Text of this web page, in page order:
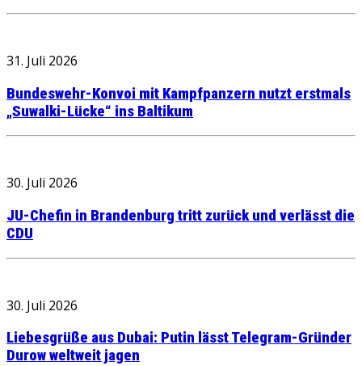
31. Juli 2026
Bundeswehr-Konvoi mit Kampfpanzern nutzt erstmals
„Suwalki-Lücke“ ins Baltikum
30. Juli 2026
JU-Chefin in Brandenburg tritt zurück und verlässt die
CDU
30. Juli 2026
Liebesgrüße aus Dubai: Putin lässt Telegram-Gründer
Durow weltweit jagen